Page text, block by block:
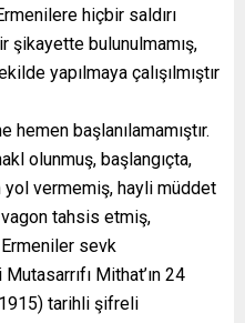
hiçbir saldırı
şikayette bulunulmamış,
yapılmaya çalışılmıştır
hemen başlanılamamıştır.
olunmuş, başlangıçta,
vermemiş, hayli müddet
tahsis etmiş,
Ermeniler sevk
Mithat’ın 24
tarihli şifreli